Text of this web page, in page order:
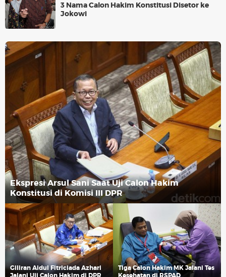
3 Nama Calon Hakim Konstitusi Disetor ke
Jokowi
Ekspresi Arsul Sani Saat Uji Calon Hakim
Konstitusi di Komisi III DPR
Giliran Aidul Fitriciada Azhari
Jalani Uji Calon Hakim di DPR
Tiga Calon Hakim MK Jalani Tes
Kesehatan di RSPAD